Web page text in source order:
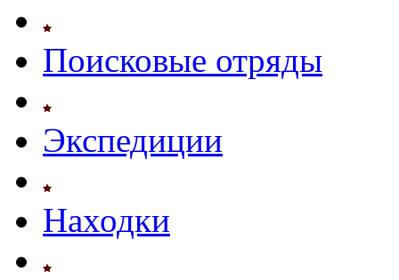
Поисковые отряды
Экспедиции
Находки